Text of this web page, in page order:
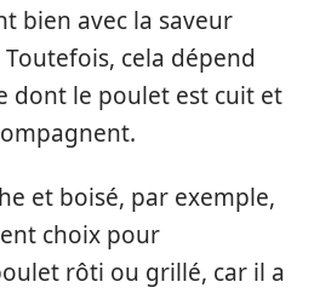
bien avec la saveur
cela dépend
dont le poulet est cuit et
et boisé, par exemple,
choix pour
rôti ou grillé, car il a